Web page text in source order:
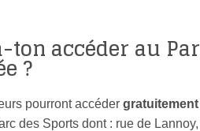
ton accéder au
?
pourront accéder gratuitement
des Sports dont : rue de